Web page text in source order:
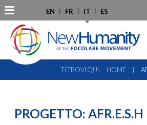
EN FR IT ES
TI TROVI QUI: HOME ⟩
PROGETTO:AFR.E.S.H